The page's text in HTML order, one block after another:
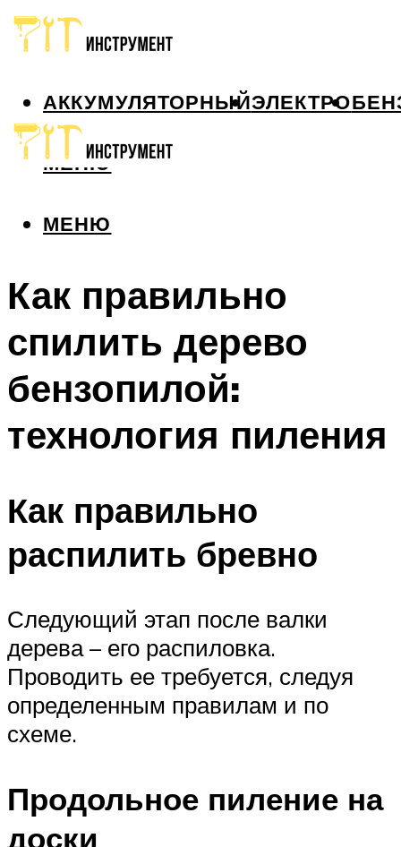
АККУМУЛЯТОРНЫЙЭЛЕКТРО
МЕНЮ
МЕНЮ
Как правильно
спилить дерево
бензопилой:
технология пиления
Как правильно
распилить бревно
Следующий этап после валки
дерева – его распиловка.
Проводить ее требуется, следуя
определенным правилам и по
схеме.
Продольное пиление на
доски